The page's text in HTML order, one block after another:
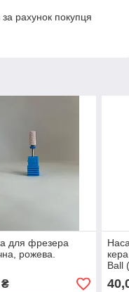
рахунок покупця
для фрезера
рожева.
Ball